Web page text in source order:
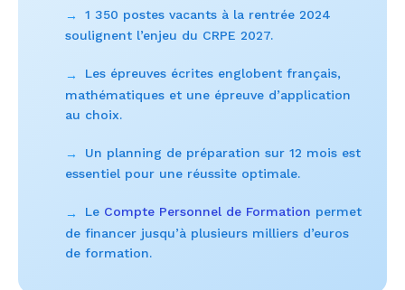
→
1 350 postes vacants à la rentrée 2024
soulignent l’enjeu du CRPE 2027.
→
Les épreuves écrites englobent français,
mathématiques et une épreuve d’application
au choix.
→
Un planning de préparation sur 12 mois est
essentiel pour une réussite optimale.
→ Le Compte Personnel de Formation permet
de financer jusqu’à plusieurs milliers d’euros
de formation.